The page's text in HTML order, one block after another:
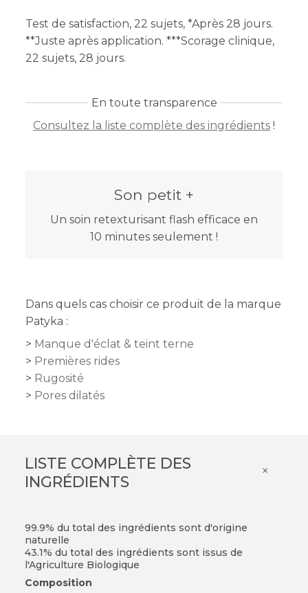
Test de satisfaction, 22 sujets, *Après 28 jours.
**Juste après application. ***Scorage clinique,
22 sujets, 28 jours.
En toute transparence
Consultez la liste complète des ingrédients !
Son petit +
Un soin retexturisant flash efficace en
10 minutes seulement !
Dans quels cas choisir ce produit de la marque
Patyka :
Manque d'éclat & teint terne
Premières rides
Rugosité
Pores dilatés
LISTE COMPLÈTE DES
INGRÉDIENTS
×
99.9% du total des ingrédients sont d'origine
naturelle
43.1% du total des ingrédients sont issus de
l'Agriculture Biologique
Composition